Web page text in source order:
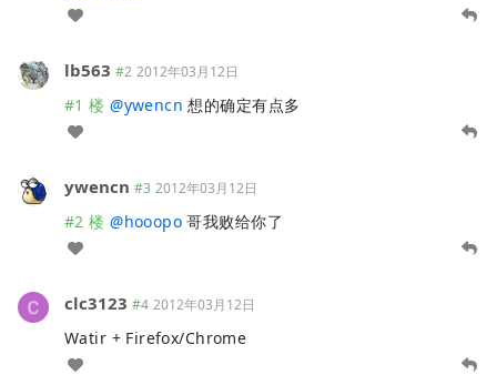
lb563 #2 2012年03月12日
#1 楼 @ywencn 想的确定有点多
ywencn #3 2012年03月12日
#2 楼 @hooopo 哥我败给你了
clc3123 #4 2012年03月12日
Watir + Firefox/Chrome